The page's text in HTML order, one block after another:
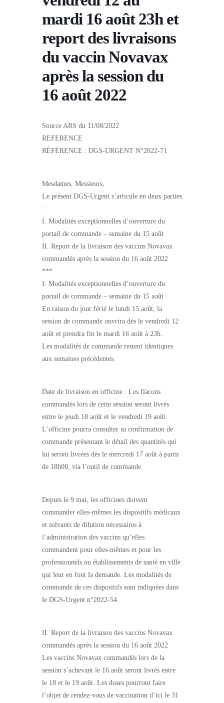
mardi 16 août 23h et
report des livraisons
du vaccin Novavax
après la session du
16 août 2022
Source ARS du 11/08/2022
REFERENCE
RÉFÉRENCE : DGS-URGENT N°2022-71
Mesdames, Messieurs,
Le présent DGS-Urgent s’articule en deux parties
:
I. Modalités exceptionnelles d’ouverture du
portail de commande – semaine du 15 août
II. Report de la livraison des vaccins Novavax
commandés après la session du 16 août 2022
***
I. Modalités exceptionnelles d’ouverture du
portail de commande – semaine du 15 août
En raison du jour férié le lundi 15 août, la
session de commande ouvrira dès le vendredi 12
août et prendra fin le mardi 16 août à 23h.
Les modalités de commande restent identiques
aux semaines précédentes.
Date de livraison en officine : Les flacons
commandés lors de cette session seront livrés
entre le jeudi 18 août et le vendredi 19 août.
L’officine pourra consulter sa confirmation de
commande présentant le détail des quantités qui
lui seront livrées dès le mercredi 17 août à partir
de 18h00, via l’outil de commande.
Depuis le 9 mai, les officines doivent
commander elles-mêmes les dispositifs médicaux
et solvants de dilution nécessaires à
l’administration des vaccins qu’elles
commandent pour elles-mêmes et pour les
professionnels ou établissements de santé en ville
qui leur en font la demande. Les modalités de
commande de ces dispositifs sont indiquées dans
le DGS-Urgent n°2022-54.
II. Report de la livraison des vaccins Novavax
commandés après la session du 16 août 2022
Les vaccins Novavax commandés lors de la
session s’achevant le 16 août seront livrés entre
le 18 et le 19 août. Les doses pourront faire
l’objet de rendez-vous de vaccination d’ici le 31